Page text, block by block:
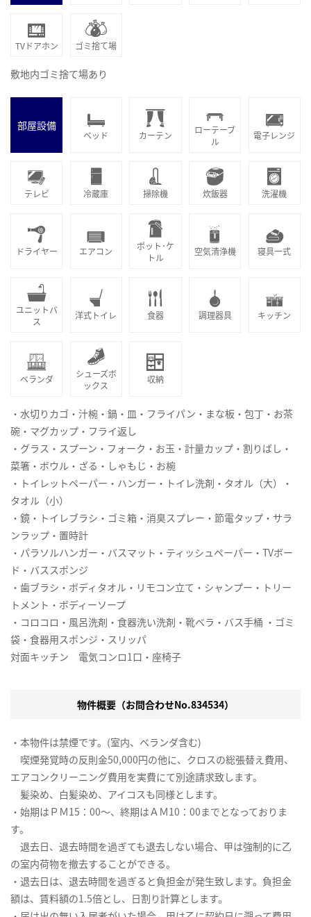
TVドアホン ゴミ捨て場
敷地内ゴミ捨て場あり
部屋設備
ベッド カーテン
ローテーブ
ル
電子レンジ
テレビ 冷蔵庫 掃除機 炊飯器 洗濯機
ドライヤー エアコン
ポット･ケ
トル
空気清浄機 寝具一式
ユニットバ
ス
洋式トイレ 食器 調理器具 キッチン
ベランダ
シューズボ
ックス
収納
・水切りカゴ・汁椀・鍋・皿・フライパン・まな板・包丁・お茶
碗・マグカップ・フライ返し
・グラス・スプーン・フォーク・お玉・計量カップ・割りばし・
菜箸・ボウル・ざる・しゃもじ・お椀
・トイレットペーパー・ハンガー・トイレ洗剤・タオル（大）・
タオル（小）
・鏡・トイレブラシ・ゴミ箱・消臭スプレー・節電タップ・サラ
ンラップ・置時計
・パラソルハンガー・バスマット・ティッシュペーパー・TVボー
ド・バススポンジ
・歯ブラシ・ボディタオル・リモコン立て・シャンプー・トリー
トメント・ボディーソープ
・コロコロ・風呂洗剤・食器洗い洗剤・靴ベラ・バス手桶 ・ゴミ
袋・食器用スポンジ・スリッパ
対面キッチン 電気コンロ1口・座椅子
物件概要（お問合わせNo.834534）
・本物件は禁煙です。(室内、ベランダ含む)
喫煙発覚時の反則金50,000円の他に、クロスの総張替え費用、
エアコンクリーニング費用を実費にて別途請求致します。
髪染め、白髪染め、アイコスも同様とします。
・始期はＰＭ15：00～、終期はＡＭ10：00までとなっておりま
す。
退去日、退去時間を過ぎても退去しない場合、甲は強制的に乙
の室内荷物を撤去することができる。
・退去日は、退去時間を過ぎると負担金が発生致します。負担金
額は、賃料額の1.5倍とし、日割り計算とします。